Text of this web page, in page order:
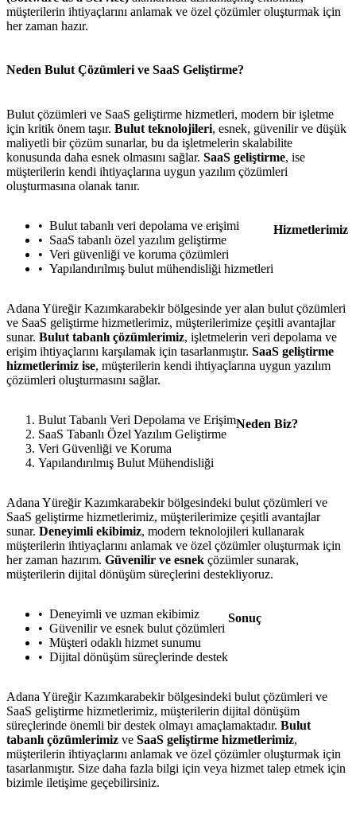
müşterilerin ihtiyaçlarını anlamak ve özel çözümler oluşturmak için
her zaman hazır.
Neden Bulut Çözümleri ve SaaS Geliştirme?
Bulut çözümleri ve SaaS geliştirme hizmetleri, modern bir işletme
için kritik önem taşır. Bulut teknolojileri, esnek, güvenilir ve düşük
maliyetli bir çözüm sunarlar, bu da işletmelerin skalabilite
konusunda daha esnek olmasını sağlar. SaaS geliştirme, ise
müşterilerin kendi ihtiyaçlarına uygun yazılım çözümleri
oluşturmasına olanak tanır.
Bulut tabanlı veri depolama ve erişimi
SaaS tabanlı özel yazılım geliştirme
Veri güvenliği ve koruma çözümleri
Yapılandırılmış bulut mühendisliği hizmetleri
Hizmetlerimiz
Adana Yüreğir Kazımkarabekir bölgesinde yer alan bulut çözümleri
ve SaaS geliştirme hizmetlerimiz, müşterilerimize çeşitli avantajlar
sunar. Bulut tabanlı çözümlerimiz, işletmelerin veri depolama ve
erişim ihtiyaçlarını karşılamak için tasarlanmıştır. SaaS geliştirme
hizmetlerimiz ise, müşterilerin kendi ihtiyaçlarına uygun yazılım
çözümleri oluşturmasını sağlar.
Bulut Tabanlı Veri Depolama ve Erişim
SaaS Tabanlı Özel Yazılım Geliştirme
Veri Güvenliği ve Koruma
Yapılandırılmış Bulut Mühendisliği
Neden Biz?
Adana Yüreğir Kazımkarabekir bölgesindeki bulut çözümleri ve
SaaS geliştirme hizmetlerimiz, müşterilerimize çeşitli avantajlar
sunar. Deneyimli ekibimiz, modern teknolojileri kullanarak
müşterilerin ihtiyaçlarını anlamak ve özel çözümler oluşturmak için
her zaman hazırım. Güvenilir ve esnek çözümler sunarak,
müşterilerin dijital dönüşüm süreçlerini destekliyoruz.
Deneyimli ve uzman ekibimiz
Güvenilir ve esnek bulut çözümleri
Müşteri odaklı hizmet sunumu
Dijital dönüşüm süreçlerinde destek
Sonuç
Adana Yüreğir Kazımkarabekir bölgesindeki bulut çözümleri ve
SaaS geliştirme hizmetlerimiz, müşterilerin dijital dönüşüm
süreçlerinde önemli bir destek olmayı amaçlamaktadır. Bulut
tabanlı çözümlerimiz ve SaaS geliştirme hizmetlerimiz,
müşterilerin ihtiyaçlarını anlamak ve özel çözümler oluşturmak için
tasarlanmıştır. Size daha fazla bilgi için veya hizmet talep etmek için
bizimle iletişime geçebilirsiniz.